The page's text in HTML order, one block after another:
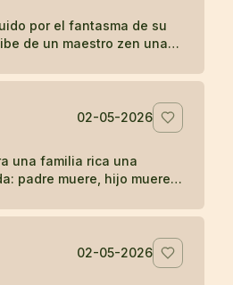
por el fantasma de su
de un maestro zen una
02-05-2026
una familia rica una
padre muere, hijo muere,
02-05-2026